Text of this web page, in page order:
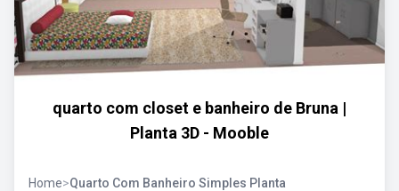
quarto com closet e banheiro de Bruna |
Planta 3D - Mooble
Home>Quarto Com Banheiro Simples Planta